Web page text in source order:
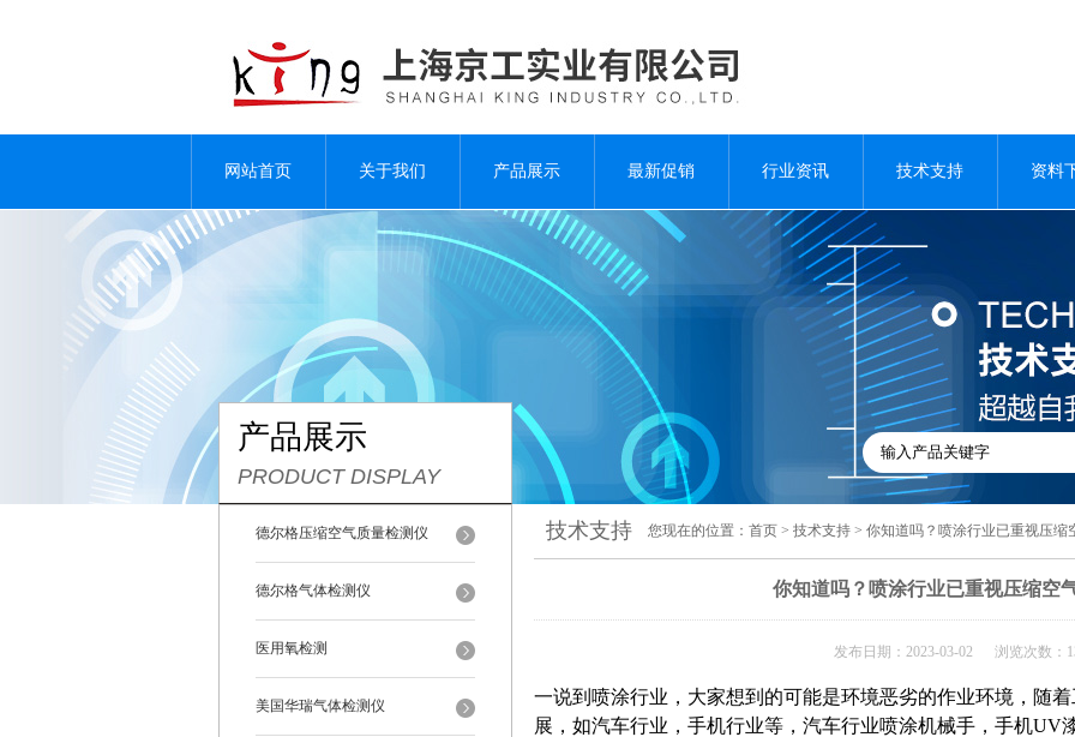
网站首页 关于我们 产品展示 最新促销 行业资讯 技术支持 资料
产品展示
PRODUCT DISPLAY
德尔格压缩空气质量检测仪
德尔格气体检测仪
医用氧检测
美国华瑞气体检测仪
技术支持 您现在的位置： 首页 > 技术支持 > 你知道吗？喷涂行业已重视压缩
你知道吗？喷涂行业已重视压缩空
发布日期：2023-03-02 浏览次数：
一说到喷涂行业，大家想到的可能是环境恶劣的作业环境，随
展，如汽车行业，手机行业等，汽车行业喷涂机械手，手机UV